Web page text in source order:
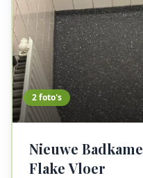
2foto's
Nieuwe
Flake Vloer